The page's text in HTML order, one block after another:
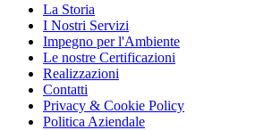
La Storia
I Nostri Servizi
Impegno per l'Ambiente
Le nostre Certificazioni
Realizzazioni
Contatti
Privacy & Cookie Policy
Politica Aziendale